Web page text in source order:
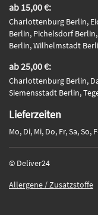
ab 15,00 €:
Charlottenburg Berlin,
Berlin, Pichelsdorf
Berlin, Wilhelmstadt
ab 25,00 €:
Charlottenburg Berlin,
Siemensstadt Berlin,
Lieferzeiten
Mo, Di, Mi, Do, Fr, Sa, So,
© Deliver24
Allergene / Zusatzstoffe